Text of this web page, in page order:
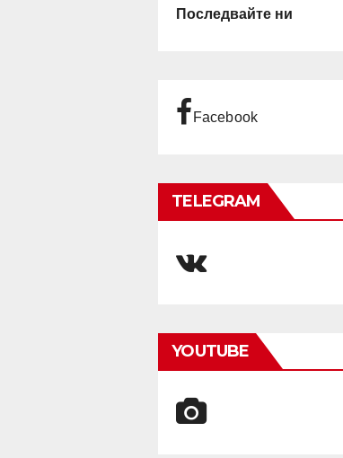
Последвайте ни
Facebook
TELEGRAM
YOUTUBE